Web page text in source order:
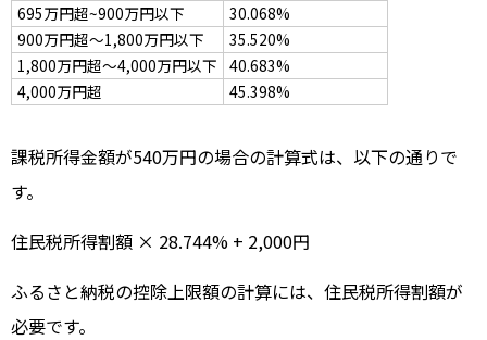
695万円超~900万円以下
30.068%
900万円超～1,800万円以下
35.520%
1,800万円超～4,000万円以下 40.683%
4,000万円超
45.398%
課税所得金額が540万円の場合の計算式は、以下の通りで
す。
住民税所得割額 × 28.744% + 2,000円
ふるさと納税の控除上限額の計算には、住民税所得割額が
必要です。